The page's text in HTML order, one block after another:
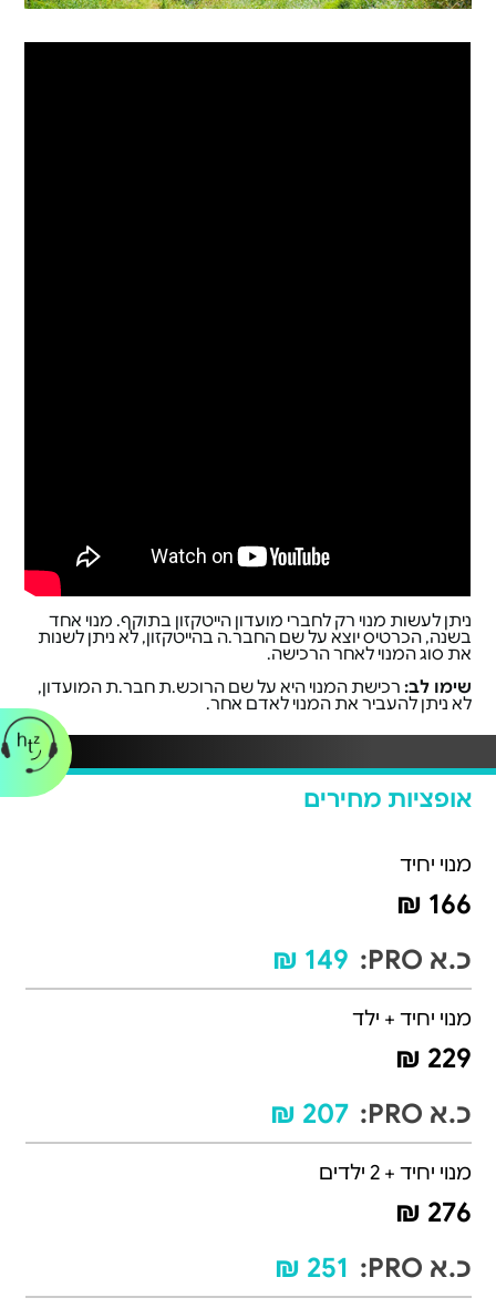
ניתן לעשות מנוי רק לחברי מועדון הייטקזון בתוקף. מנוי אחד
בשנה, הכרטיס יוצא על שם החבר.ה בהייטקזון, לא ניתן לשנות
את סוג המנוי לאחר הרכישה.
שימו לב: רכישת המנוי היא על שם הרוכש.ת חבר.ת המועדון,
לא ניתן להעביר את המנוי לאדם אחר.
אופציות מחירים
מנוי יחיד
166 ₪
כ.א PRO:
149 ₪
מנוי יחיד + ילד
229 ₪
כ.א PRO:
207 ₪
מנוי יחיד + 2 ילדים
276 ₪
כ.א PRO:
251 ₪